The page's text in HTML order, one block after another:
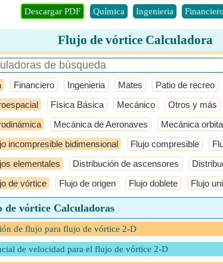
Descargar PDF Química Ingenieria Financiero
Flujo de vórtice Calculadora
Financiero Ingenieria Mates Patio de recreo
Física Básica Mecánico Otros y más
Mecánica de Aeronaves Mecánica
incompresible bidimensional Flujo compresible
elementales Distribución de ascensores
de vórtice Flujo de origen Flujo doblete Flujo
de vórtice Calculadoras
de flujo para flujo de vórtice 2-D
de velocidad para el flujo de vórtice 2-D